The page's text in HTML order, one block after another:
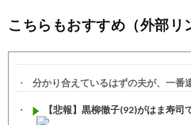
こちらもおすすめ（外部リ
分かり合えているはずの夫が、一番
【悲報】黒柳徹子(92)がはま寿